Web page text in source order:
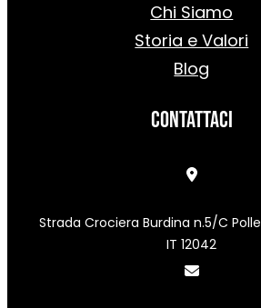
Chi Siamo
Storia e Valori
Blog
Contattaci
Strada Crociera Burdina n.5/C
IT 12042